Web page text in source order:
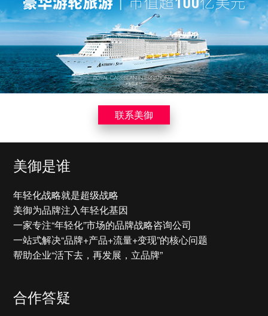
英联农业 | 品牌全案策划
来自英国 服务中国
联系美御
美御是谁
年轻化战略就是超级战略
美御为品牌注入年轻化基因
一家专注“年轻化”市场的品牌战略咨询公司
一站式解决“品牌+产品+流量+变现”的核心问题
帮助企业“活下去，再发展，立品牌”
合作答疑